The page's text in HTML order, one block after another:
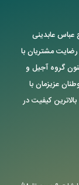
سال 1355 توسط حاج عباس عابدینی
مشتریان با
گروه آجیل و
عزیزمان با
کیفیت در